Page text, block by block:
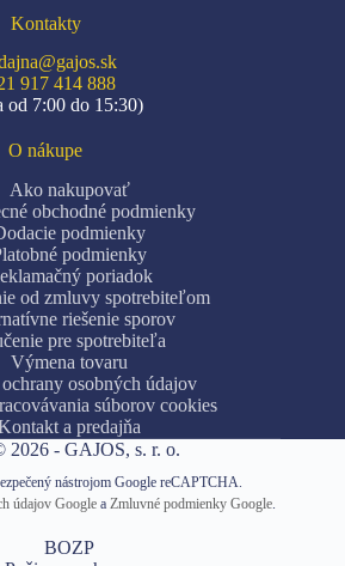
Kontakty
917 414 888
od 7:00 do 15:30)
O nákupe
Ako nakupovať
obchodné podmienky
podmienky
podmienky
poriadok
od zmluvy spotrebiteľom
riešenie sporov
pre spotrebiteľa
Výmena tovaru
osobných údajov
súborov cookies
a predajňa
2026 - GAJOS, s. r. o.
nástrojom Google reCAPTCHA.
údajov Google a Zmluvné podmienky Google
BOZP